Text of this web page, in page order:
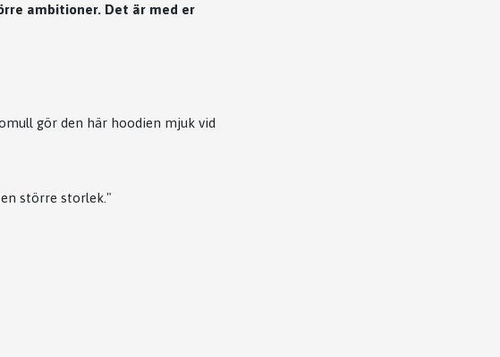
ambitioner. Det är med er
gör den här hoodien mjuk vid
större storlek."